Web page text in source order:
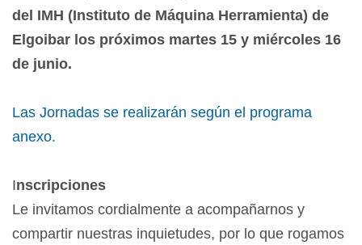
del IMH (Instituto de Máquina Herramienta) de
Elgoibar los próximos martes 15 y miércoles 16
de junio.
Las Jornadas se realizarán según el programa
anexo.
Inscripciones
Le invitamos cordialmente a acompañarnos y
compartir nuestras inquietudes, por lo que rogamos